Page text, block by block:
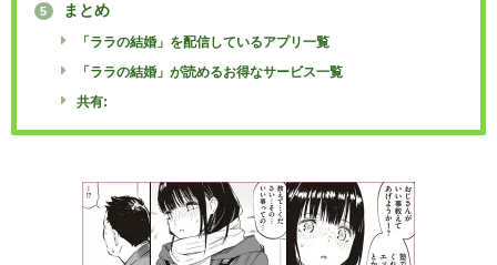
5 まとめ
「ララの結婚」を配信しているアプリ一覧
「ララの結婚」が読めるお得なサービス一覧
共有: